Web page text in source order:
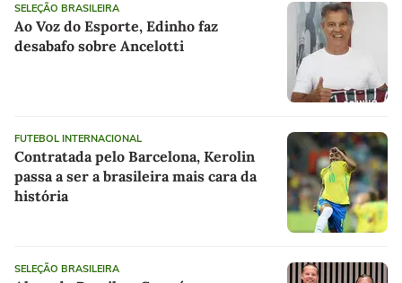
SELEÇÃO BRASILEIRA
Ao Voz do Esporte, Edinho faz
desabafo sobre Ancelotti
FUTEBOL INTERNACIONAL
Contratada pelo Barcelona, Kerolin
passa a ser a brasileira mais cara da
história
SELEÇÃO BRASILEIRA